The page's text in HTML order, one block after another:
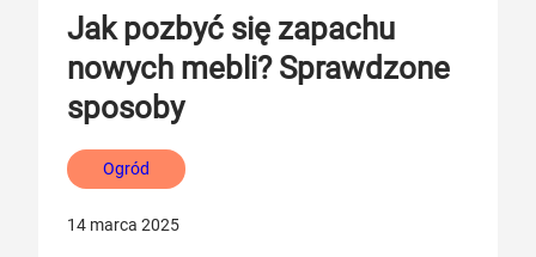
Jak pozbyć się zapachu
nowych mebli? Sprawdzone
sposoby
Ogród
14 marca 2025